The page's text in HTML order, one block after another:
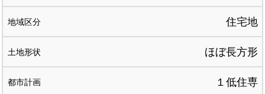
住宅地
ほぼ長方形
１低住専